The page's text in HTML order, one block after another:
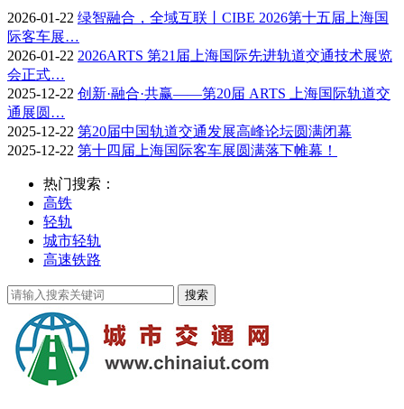
2026-01-22 绿智融合，全域互联丨CIBE 2026第十五届上海国
际客车展…
2026-01-22 2026ARTS 第21届上海国际先进轨道交通技术展览
会正式…
2025-12-22 创新·融合·共赢——第20届 ARTS 上海国际轨道交
通展圆…
2025-12-22 第20届中国轨道交通发展高峰论坛圆满闭幕
2025-12-22 第十四届上海国际客车展圆满落下帷幕！
热门搜索：
高铁
轻轨
城市轻轨
高速铁路